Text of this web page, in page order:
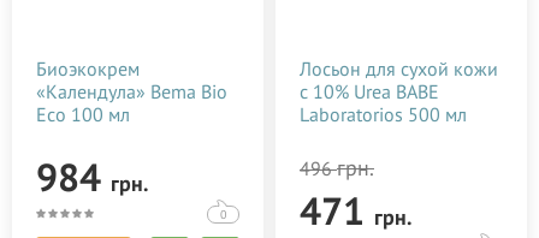
Биоэкокрем
«Календула» Bema Bio
Eco 100 мл
984 грн.
0
Лосьон для сухой кожи
с 10% Urea BABE
Laboratorios 500 мл
496грн.
471 грн.